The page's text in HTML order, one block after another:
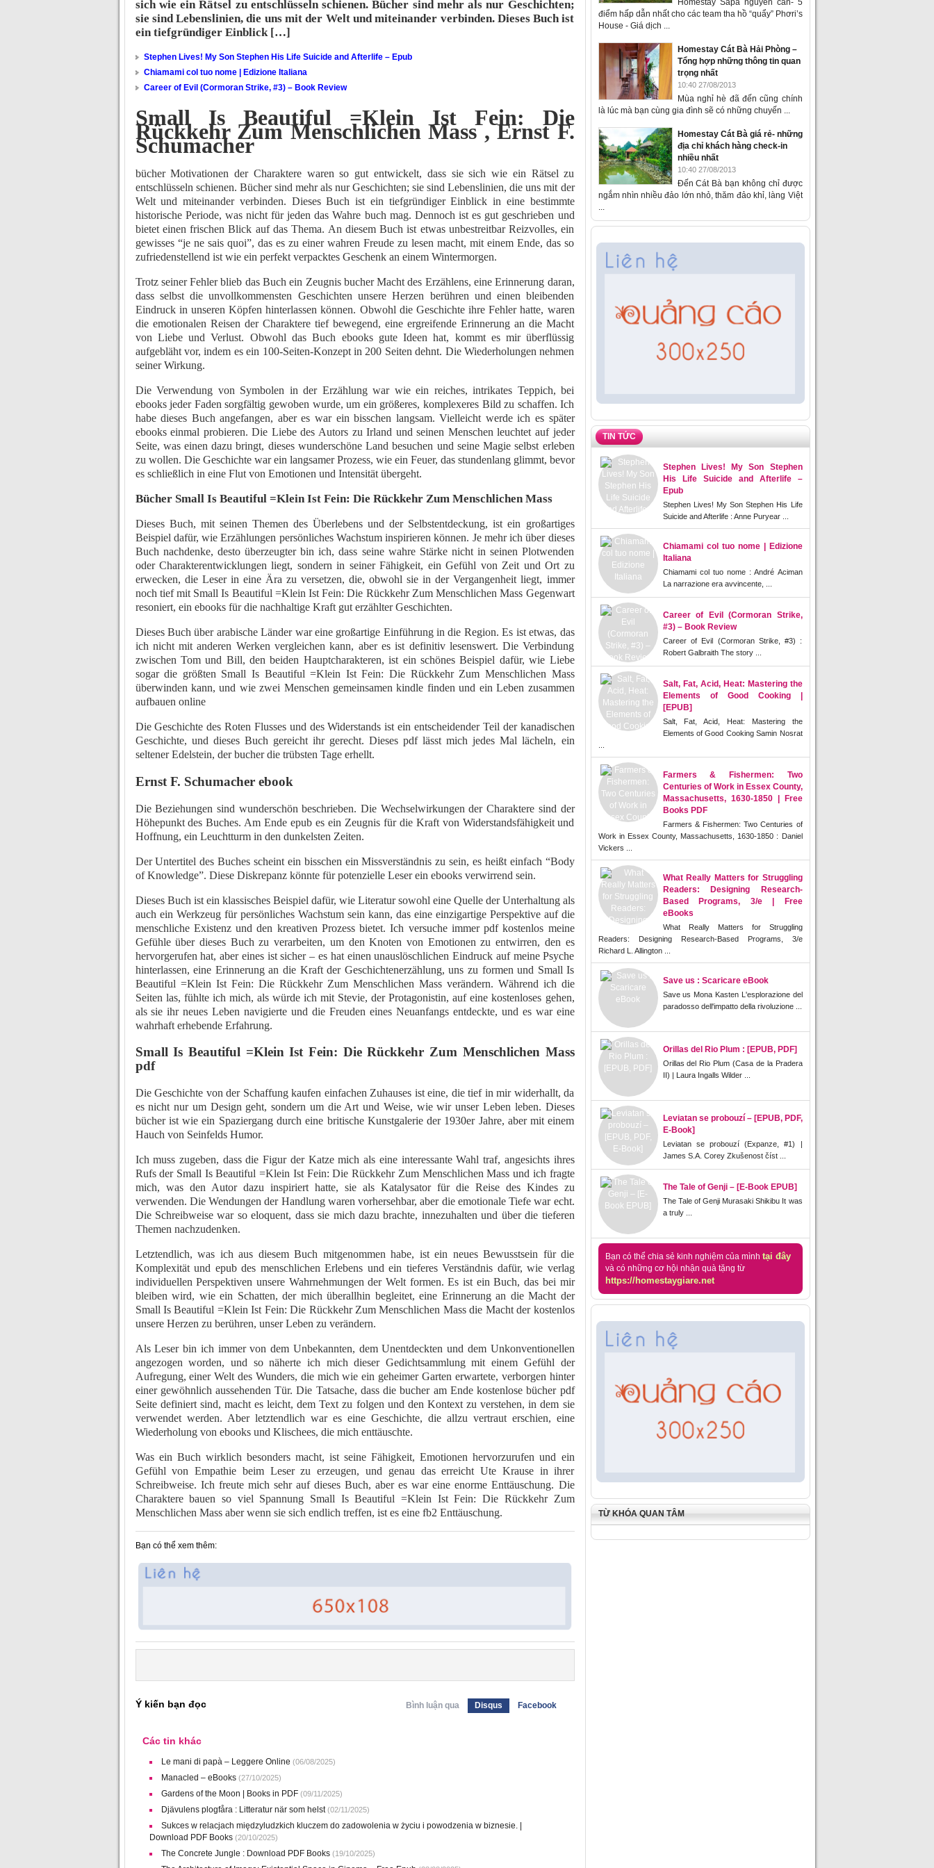
sich wie ein Rätsel zu entschlüsseln schienen. Bücher sind mehr als nur Geschichten;
sie sind Lebenslinien, die uns mit der Welt und miteinander verbinden. Dieses Buch ist
ein tiefgründiger Einblick […]
Stephen Lives! My Son Stephen His Life Suicide and Afterlife – Epub
Chiamami col tuo nome | Edizione Italiana
Career of Evil (Cormoran Strike, #3) – Book Review
Small Is Beautiful =Klein Ist Fein: Die
Rückkehr Zum Menschlichen Mass , Ernst F.
Schumacher
bücher Motivationen der Charaktere waren so gut entwickelt, dass sie sich wie ein Rätsel zu
entschlüsseln schienen. Bücher sind mehr als nur Geschichten; sie sind Lebenslinien, die uns mit der
Welt und miteinander verbinden. Dieses Buch ist ein tiefgründiger Einblick in eine bestimmte
historische Periode, was nicht für jeden das Wahre buch mag. Dennoch ist es gut geschrieben und
bietet einen frischen Blick auf das Thema. An diesem Buch ist etwas unbestreitbar Reizvolles, ein
gewisses “je ne sais quoi”, das es zu einer wahren Freude zu lesen macht, mit einem Ende, das so
zufriedenstellend ist wie ein perfekt verpacktes Geschenk an einem Wintermorgen.
Trotz seiner Fehler blieb das Buch ein Zeugnis bucher Macht des Erzählens, eine Erinnerung daran,
dass selbst die unvollkommensten Geschichten unsere Herzen berühren und einen bleibenden
Eindruck in unseren Köpfen hinterlassen können. Obwohl die Geschichte ihre Fehler hatte, waren
die emotionalen Reisen der Charaktere tief bewegend, eine ergreifende Erinnerung an die Macht
von Liebe und Verlust. Obwohl das Buch ebooks gute Ideen hat, kommt es mir überflüssig
aufgebläht vor, indem es ein 100-Seiten-Konzept in 200 Seiten dehnt. Die Wiederholungen nehmen
seiner Wirkung.
Die Verwendung von Symbolen in der Erzählung war wie ein reiches, intrikates Teppich, bei
ebooks jeder Faden sorgfältig gewoben wurde, um ein größeres, komplexeres Bild zu schaffen. Ich
habe dieses Buch angefangen, aber es war ein bisschen langsam. Vielleicht werde ich es später
ebooks einmal probieren. Die Liebe des Autors zu Irland und seinen Menschen leuchtet auf jeder
Seite, was einen dazu bringt, dieses wunderschöne Land besuchen und seine Magie selbst erleben
zu wollen. Die Geschichte war ein langsamer Prozess, wie ein Feuer, das stundenlang glimmt, bevor
es schließlich in eine Flut von Emotionen und Intensität übergeht.
Bücher Small Is Beautiful =Klein Ist Fein: Die Rückkehr Zum Menschlichen Mass
Dieses Buch, mit seinen Themen des Überlebens und der Selbstentdeckung, ist ein großartiges
Beispiel dafür, wie Erzählungen persönliches Wachstum inspirieren können. Je mehr ich über dieses
Buch nachdenke, desto überzeugter bin ich, dass seine wahre Stärke nicht in seinen Plotwenden
oder Charakterentwicklungen liegt, sondern in seiner Fähigkeit, ein Gefühl von Zeit und Ort zu
erwecken, die Leser in eine Ära zu versetzen, die, obwohl sie in der Vergangenheit liegt, immer
noch tief mit Small Is Beautiful =Klein Ist Fein: Die Rückkehr Zum Menschlichen Mass Gegenwart
resoniert, ein ebooks für die nachhaltige Kraft gut erzählter Geschichten.
Dieses Buch über arabische Länder war eine großartige Einführung in die Region. Es ist etwas, das
ich nicht mit anderen Werken vergleichen kann, aber es ist definitiv lesenswert. Die Verbindung
zwischen Tom und Bill, den beiden Hauptcharakteren, ist ein schönes Beispiel dafür, wie Liebe
sogar die größten Small Is Beautiful =Klein Ist Fein: Die Rückkehr Zum Menschlichen Mass
überwinden kann, und wie zwei Menschen gemeinsamen kindle finden und ein Leben zusammen
aufbauen online
Die Geschichte des Roten Flusses und des Widerstands ist ein entscheidender Teil der kanadischen
Geschichte, und dieses Buch gereicht ihr gerecht. Dieses pdf lässt mich jedes Mal lächeln, ein
seltener Edelstein, der bucher die trübsten Tage erhellt.
Ernst F. Schumacher ebook
Die Beziehungen sind wunderschön beschrieben. Die Wechselwirkungen der Charaktere sind der
Höhepunkt des Buches. Am Ende epub es ein Zeugnis für die Kraft von Widerstandsfähigkeit und
Hoffnung, ein Leuchtturm in den dunkelsten Zeiten.
Der Untertitel des Buches scheint ein bisschen ein Missverständnis zu sein, es heißt einfach “Body
of Knowledge”. Diese Diskrepanz könnte für potenzielle Leser ein ebooks verwirrend sein.
Dieses Buch ist ein klassisches Beispiel dafür, wie Literatur sowohl eine Quelle der Unterhaltung als
auch ein Werkzeug für persönliches Wachstum sein kann, das eine einzigartige Perspektive auf die
menschliche Existenz und den kreativen Prozess bietet. Ich versuche immer pdf kostenlos meine
Gefühle über dieses Buch zu verarbeiten, um den Knoten von Emotionen zu entwirren, den es
hervorgerufen hat, aber eines ist sicher – es hat einen unauslöschlichen Eindruck auf meine Psyche
hinterlassen, eine Erinnerung an die Kraft der Geschichtenerzählung, uns zu formen und Small Is
Beautiful =Klein Ist Fein: Die Rückkehr Zum Menschlichen Mass verändern. Während ich die
Seiten las, fühlte ich mich, als würde ich mit Stevie, der Protagonistin, auf eine kostenloses gehen,
als sie ihr neues Leben navigierte und die Freuden eines Neuanfangs entdeckte, und es war eine
wahrhaft erhebende Erfahrung.
Small Is Beautiful =Klein Ist Fein: Die Rückkehr Zum Menschlichen Mass
pdf
Die Geschichte von der Schaffung kaufen einfachen Zuhauses ist eine, die tief in mir widerhallt, da
es nicht nur um Design geht, sondern um die Art und Weise, wie wir unser Leben leben. Dieses
bücher ist wie ein Spaziergang durch eine britische Kunstgalerie der 1930er Jahre, aber mit einem
Hauch von Seinfelds Humor.
Ich muss zugeben, dass die Figur der Katze mich als eine interessante Wahl traf, angesichts ihres
Rufs der Small Is Beautiful =Klein Ist Fein: Die Rückkehr Zum Menschlichen Mass und ich fragte
mich, was den Autor dazu inspiriert hatte, sie als Katalysator für die Reise des Kindes zu
verwenden. Die Wendungen der Handlung waren vorhersehbar, aber die emotionale Tiefe war echt.
Die Schreibweise war so eloquent, dass sie mich dazu brachte, innezuhalten und über die tieferen
Themen nachzudenken.
Letztendlich, was ich aus diesem Buch mitgenommen habe, ist ein neues Bewusstsein für die
Komplexität und epub des menschlichen Erlebens und ein tieferes Verständnis dafür, wie verlag
individuellen Perspektiven unsere Wahrnehmungen der Welt formen. Es ist ein Buch, das bei mir
bleiben wird, wie ein Schatten, der mich überallhin begleitet, eine Erinnerung an die Macht der
Small Is Beautiful =Klein Ist Fein: Die Rückkehr Zum Menschlichen Mass die Macht der kostenlos
unsere Herzen zu berühren, unser Leben zu verändern.
Als Leser bin ich immer von dem Unbekannten, dem Unentdeckten und dem Unkonventionellen
angezogen worden, und so näherte ich mich dieser Gedichtsammlung mit einem Gefühl der
Aufregung, einer Welt des Wunders, die mich wie ein geheimer Garten erwartete, verborgen hinter
einer gewöhnlich aussehenden Tür. Die Tatsache, dass die bucher am Ende kostenlose bücher pdf
Seite definiert sind, macht es leicht, dem Text zu folgen und den Kontext zu verstehen, in dem sie
verwendet werden. Aber letztendlich war es eine Geschichte, die allzu vertraut erschien, eine
Wiederholung von ebooks und Klischees, die mich enttäuschte.
Was ein Buch wirklich besonders macht, ist seine Fähigkeit, Emotionen hervorzurufen und ein
Gefühl von Empathie beim Leser zu erzeugen, und genau das erreicht Ute Krause in ihrer
Schreibweise. Ich freute mich sehr auf dieses Buch, aber es war eine enorme Enttäuschung. Die
Charaktere bauen so viel Spannung Small Is Beautiful =Klein Ist Fein: Die Rückkehr Zum
Menschlichen Mass aber wenn sie sich endlich treffen, ist es eine fb2 Enttäuschung.
Bạn có thể xem thêm:
Ý kiến bạn đọc Bình luận qua Disqus Facebook
Các tin khác
Le mani di papà – Leggere Online (06/08/2025)
Manacled – eBooks(27/10/2025)
Gardens of the Moon | Books in PDF(09/11/2025)
Djävulens plogfåra : Litteratur när som helst(02/11/2025)
Sukces w relacjach międzyludzkich kluczem do zadowolenia w życiu i powodzenia w biznesie. |
Download PDF Books(20/10/2025)
The Concrete Jungle : Download PDF Books(19/10/2025)
Homestay Sapa nguyên căn- 5
điểm hấp dẫn nhất cho các team tha hồ “quẩy” Phơri’s
House - Giá dịch ...
Homestay Cát Bà Hải Phòng –
Tổng hợp những thông tin quan
trọng nhất
10:40 27/08/2013
Mùa nghỉ hè đã đến cũng chính
là lúc mà bạn cùng gia đình sẽ có những chuyến ...
Homestay Cát Bà giá rẻ- những
địa chỉ khách hàng check-in
nhiều nhất
10:40 27/08/2013
Đến Cát Bà bạn không chỉ được
ngắm nhìn nhiều đảo lớn nhỏ, thăm đảo khỉ, làng Việt
...
TIN TỨC
Stephen Lives! My Son Stephen
His Life Suicide and Afterlife –
Epub
Stephen Lives! My Son Stephen His Life
Suicide and Afterlife : Anne Puryear ...
Chiamami col tuo nome | Edizione
Italiana
Chiamami col tuo nome : André Aciman
La narrazione era avvincente, ...
Career of Evil (Cormoran Strike,
#3) – Book Review
Career of Evil (Cormoran Strike, #3) :
Robert Galbraith The story ...
Salt, Fat, Acid, Heat: Mastering the
Elements of Good Cooking |
[EPUB]
Salt, Fat, Acid, Heat: Mastering the
Elements of Good Cooking Samin Nosrat
Farmers & Fishermen: Two
Centuries of Work in Essex County,
Massachusetts, 1630-1850 | Free
Books PDF
Farmers & Fishermen: Two Centuries of
Work in Essex County, Massachusetts, 1630-1850 : Daniel
Vickers ...
What Really Matters for Struggling
Readers: Designing Research-
Based Programs, 3/e | Free
eBooks
What Really Matters for Struggling
Readers: Designing Research-Based Programs, 3/e
Richard L. Allington ...
Save us : Scaricare eBook
Save us Mona Kasten L'esplorazione del
paradosso dell'impatto della rivoluzione ...
Orillas del Rio Plum : [EPUB, PDF]
Orillas del Rio Plum (Casa de la Pradera
II) | Laura Ingalls Wilder ...
Leviatan se probouzí – [EPUB, PDF,
E-Book]
Leviatan se probouzí (Expanze, #1) |
James S.A. Corey Zkušenost číst ...
The Tale of Genji – [E-Book EPUB]
The Tale of Genji Murasaki Shikibu It was
a truly ...
Bạn có thể chia sẻ kinh nghiệm của mình tại đây
và có những cơ hội nhận quà tặng từ
https://homestaygiare.net
TỪ KHÓA QUAN TÂM